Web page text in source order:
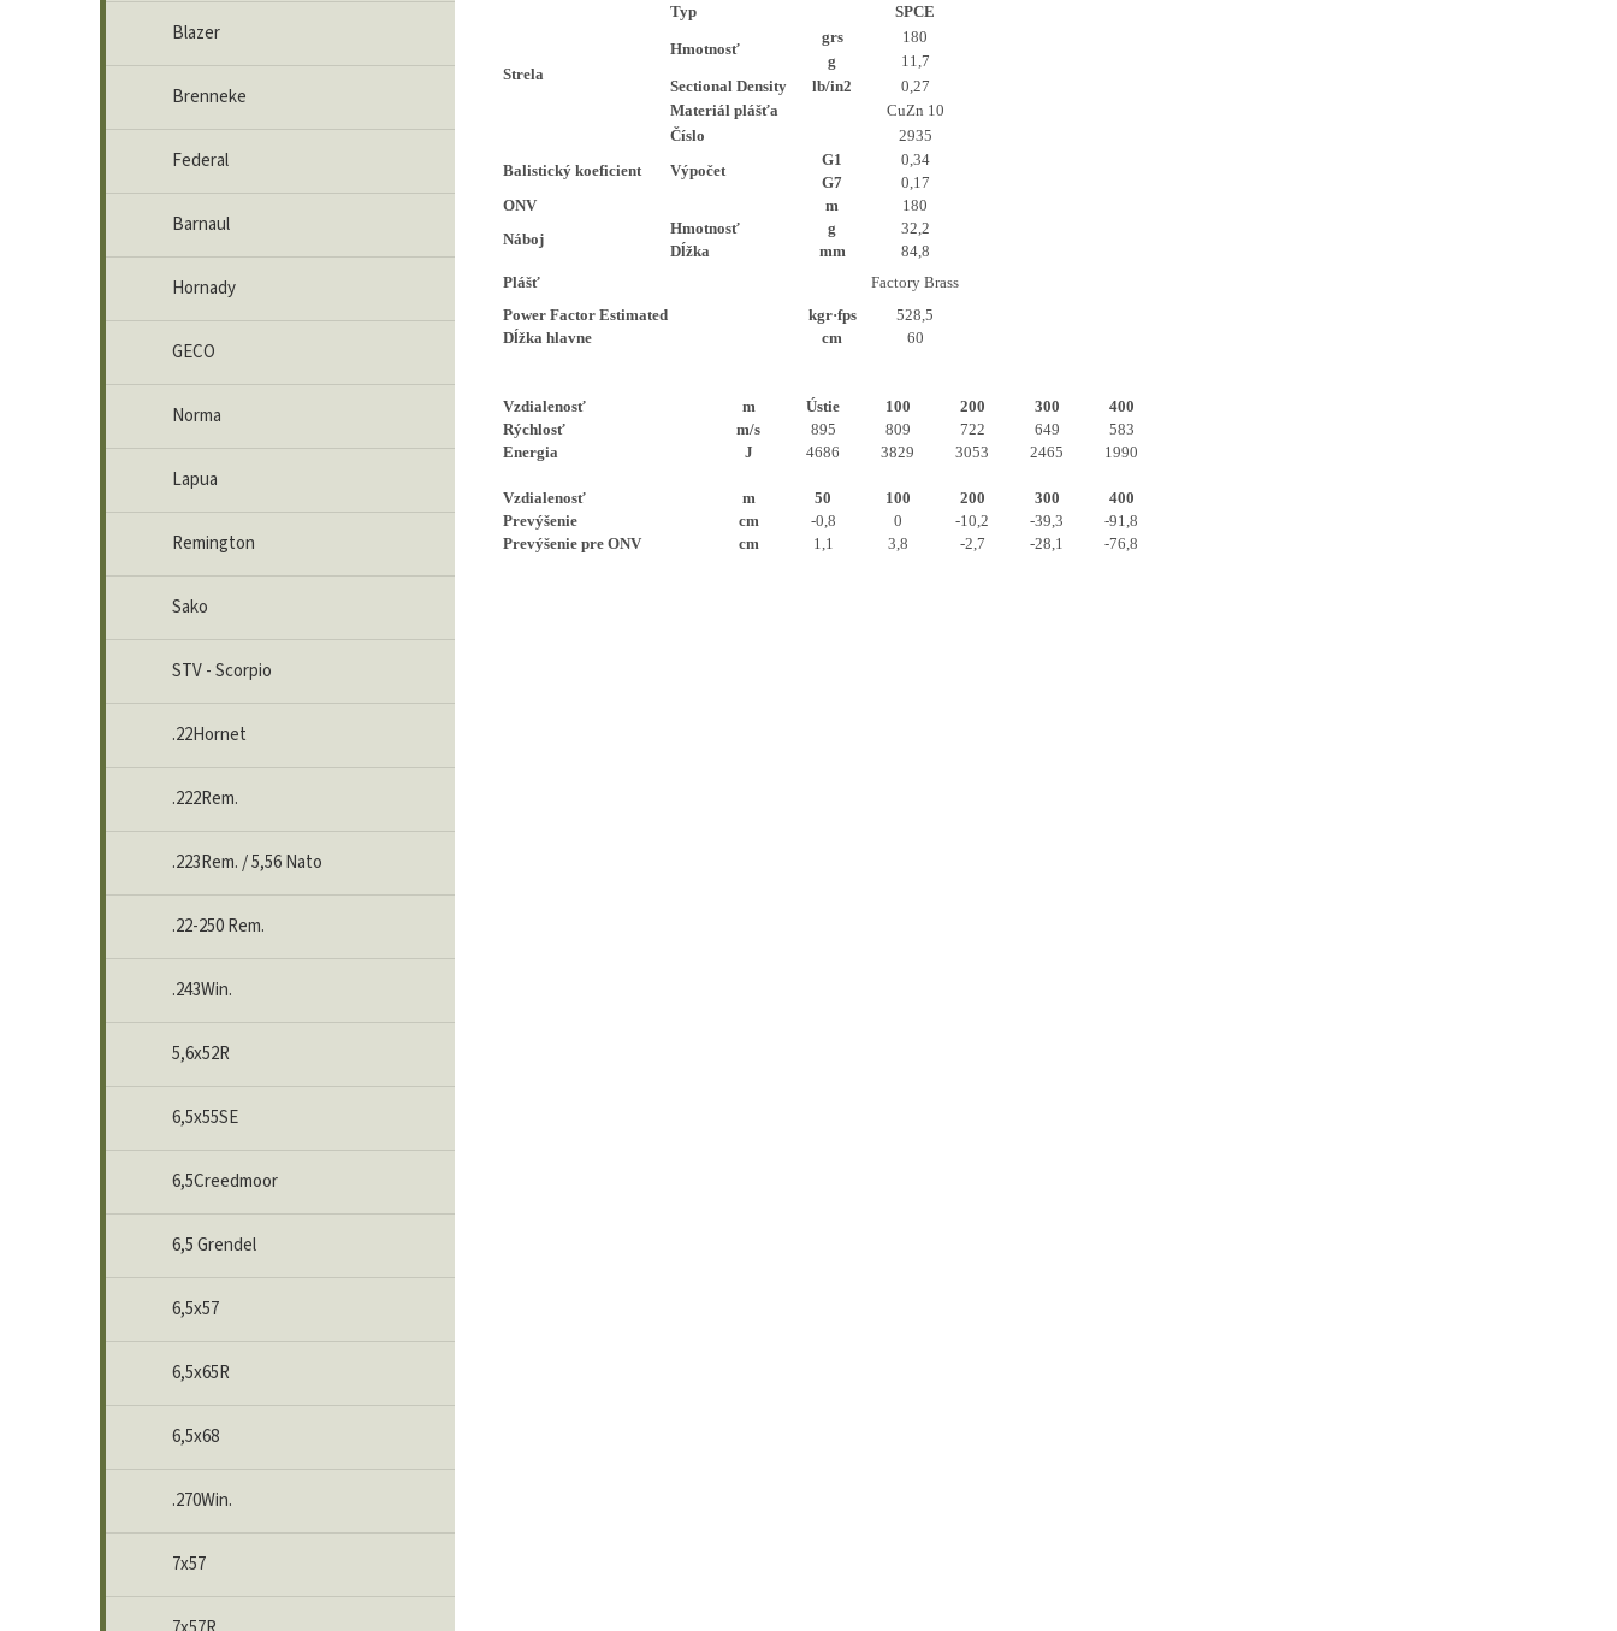
Blazer
Brenneke
Federal
Barnaul
Hornady
GECO
Norma
Lapua
Remington
Sako
STV - Scorpio
.22Hornet
.222Rem.
.223Rem. / 5,56 Nato
.22-250 Rem.
.243Win.
5,6x52R
6,5x55SE
6,5Creedmoor
6,5 Grendel
6,5x57
6,5x65R
6,5x68
.270Win.
7x57
Strela
Typ SPCE
Hmotnosť
grs
180
g
11,7
Sectional Density
lb/in2
0,27
Materiál plášťa
CuZn 10
Číslo
2935
Balistický koeficient
Výpočet
G1
0,34
G7
0,17
ONV
m
180
Náboj
Hmotnosť g
32,2
Dĺžka
mm
84,8
Plášť
Factory Brass
Power Factor Estimated
kgr·fps
528,5
Dĺžka hlavne
cm 60
Vzdialenosť m Ústie 100 200 300
400
Rýchlosť
m/s 895 809 722 649
583
Energia
J 4686 3829 3053 2465 1990
Vzdialenosť m 50 100 200 300
400
Prevýšenie
cm -0,8 0 -10,2 -39,3
-91,8
Prevýšenie pre ONV
cm 1,1 3,8 -2,7 -28,1 -76,8